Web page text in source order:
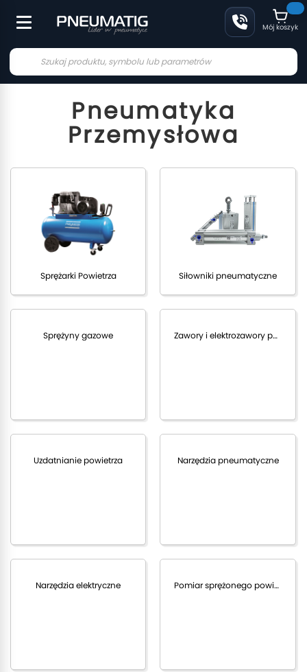
Mój koszyk
Pneumatyka
Przemysłowa
Sprężarki Powietrza Siłowniki pneumatyczne
Sprężyny gazowe Zawory i elektrozawory pneumatyczne
Uzdatnianie powietrza Narzędzia pneumatyczne
Narzędzia elektryczne Pomiar sprężonego powietrza